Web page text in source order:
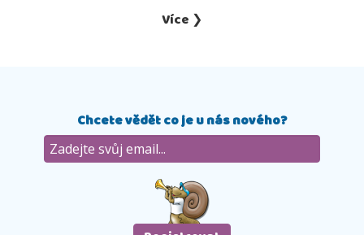
Více ❯
Chcete vědět co je u nás nového?